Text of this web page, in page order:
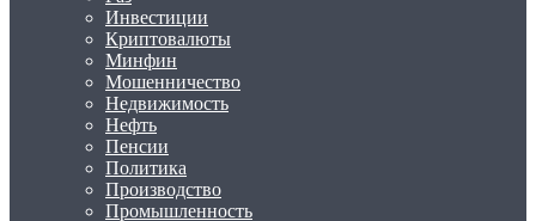
Инвестиции
Криптовалюты
Минфин
Мошенничество
Недвижимость
Нефть
Пенсии
Политика
Производство
Промышленность